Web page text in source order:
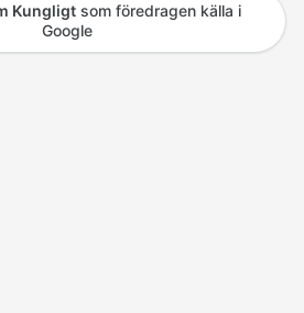
Kungligtsom föredragen källa i
Google